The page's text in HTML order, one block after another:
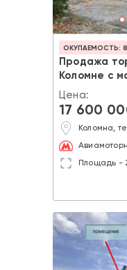
ОКУПАЕМОСТЬ:
Продажа
Коломне с
Цена:
17 600
Коломна,
Площадь -